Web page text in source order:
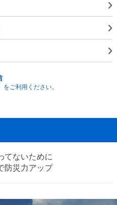
ご利用ください。
てないために
防災力アップ